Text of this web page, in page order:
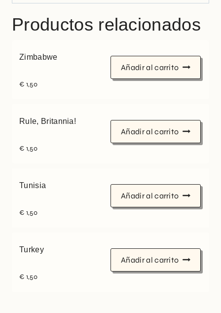
Productos relacionados
Zimbabwe
€ 1,50
Añadir al carrito
Rule, Britannia!
€ 1,50
Añadir al carrito
Tunisia
€ 1,50
Añadir al carrito
Turkey
€ 1,50
Añadir al carrito